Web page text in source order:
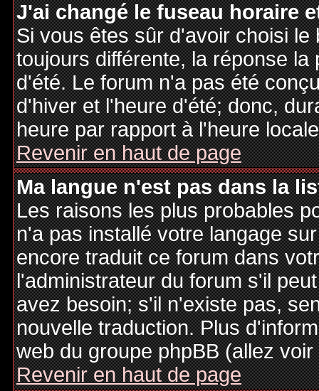
J'ai changé le fuseau horaire
Si vous êtes sûr d'avoir choisi
toujours différente, la réponse
d'été. Le forum n'a pas été
d'hiver et l'heure d'été; donc,
heure par rapport à l'heure
Revenir en haut de page
Ma langue n'est pas dans la
Les raisons les plus probables
n'a pas installé votre langage
encore traduit ce forum dans
l'administrateur du forum s'il
avez besoin; s'il n'existe pas,
nouvelle traduction. Plus
web du groupe phpBB (allez
Revenir en haut de page